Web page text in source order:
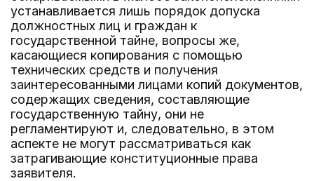
устанавливается лишь порядок допуска
должностных лиц и граждан к
государственной тайне, вопросы же,
касающиеся копирования с помощью
технических средств и получения
заинтересованными лицами копий документов,
содержащих сведения, составляющие
государственную тайну, они не
регламентируют и, следовательно, в этом
аспекте не могут рассматриваться как
затрагивающие конституционные права
заявителя.